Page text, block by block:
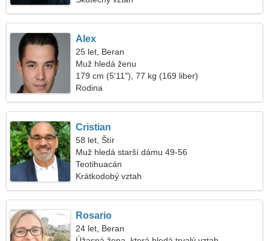
Alex
25 let, Beran
Muž hledá ženu
179 cm (5'11"), 77 kg (169 liber)
Rodina
Cristian
58 let, Štír
Muž hledá starší dámu 49-56
Teotihuacán
Krátkodobý vztah
Rosario
24 let, Beran